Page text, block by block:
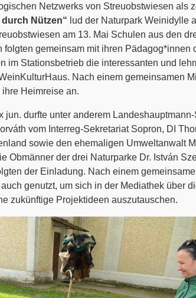
Netzwerks von Streuobstwiesen als
Nützen“ lud der Naturpark Weinidylle
am 13. Mai Schulen aus den
gemeinsam mit ihren Pädagog*innen
im Stationsbetrieb die interessanten und
Nach einem gemeinsamen
Heimreise an.
jun. durfte unter anderem Landeshauptmann-
vom Interreg-Sekretariat Sopron, DI
sowie den ehemaligen Umweltanwalt
Obmänner der drei Naturparke Dr. István
der Einladung. Nach einem
genutzt, um sich in der Mediathek über
zukünftige Projektideen auszutauschen.